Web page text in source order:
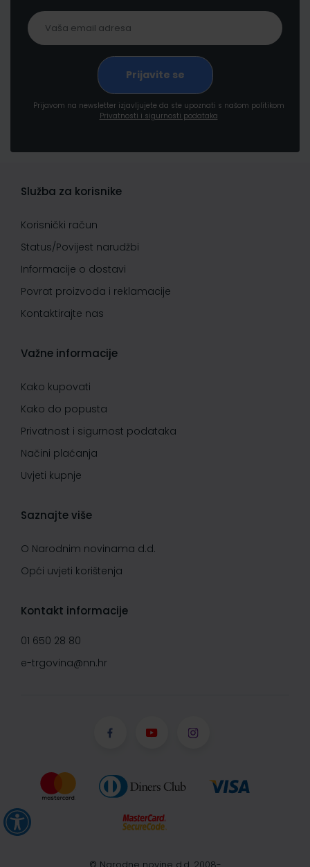
Prijavom na newsletter izjavljujete da ste upoznati s našom politikom
Privatnosti i sigurnosti podataka
Služba za korisnike
Korisnički račun
Status/Povijest narudžbi
Informacije o dostavi
Povrat proizvoda i reklamacije
Kontaktirajte nas
Važne informacije
Kako kupovati
Kako do popusta
Privatnost i sigurnost podataka
Načini plaćanja
Uvjeti kupnje
Saznajte više
O Narodnim novinama d.d.
Opći uvjeti korištenja
Kontakt informacije
01 650 28 80
e-trgovina@nn.hr